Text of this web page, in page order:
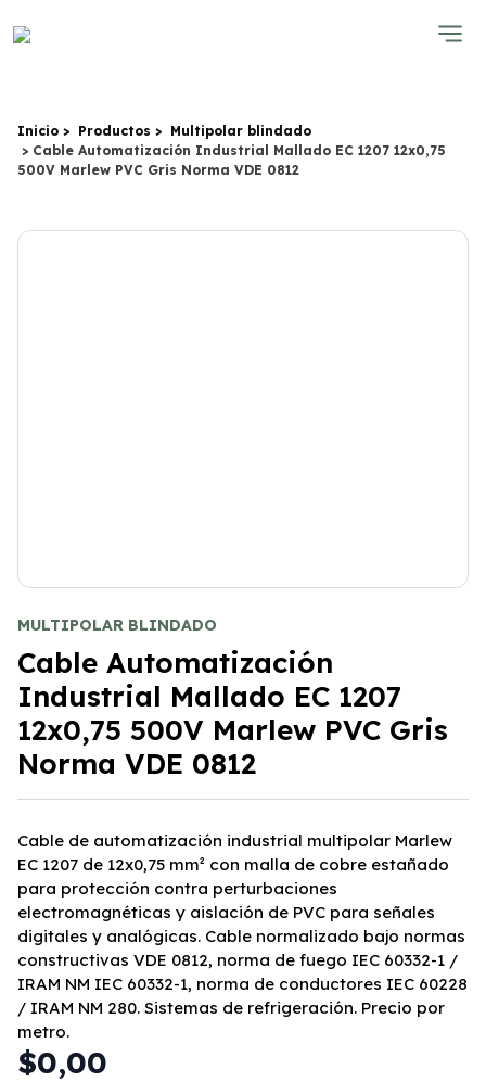
Inicio Productos
Multipolar blindado
Cable Automatización Industrial Mallado EC 1207 12x0,75
500V Marlew PVC Gris Norma VDE 0812
MULTIPOLAR BLINDADO
Cable Automatización
Industrial Mallado EC 1207
12x0,75 500V Marlew PVC Gris
Norma VDE 0812
Cable de automatización industrial multipolar Marlew
EC 1207 de 12x0,75 mm² con malla de cobre estañado
para protección contra perturbaciones
electromagnéticas y aislación de PVC para señales
digitales y analógicas. Cable normalizado bajo normas
constructivas VDE 0812, norma de fuego IEC 60332-1 /
IRAM NM IEC 60332-1, norma de conductores IEC 60228
/ IRAM NM 280. Sistemas de refrigeración. Precio por
metro.
$0,00